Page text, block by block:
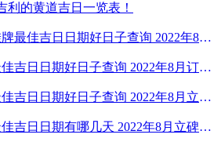
利的黄道吉日一览表！
2022年8月上牌挂牌最佳吉日日期好日子查询 2022年8月上牌吉日精选
2022年8月订盟最佳吉日日期好日子查询 2022年8月订盟黄道吉日一览
2022年8月立券最佳吉日日期好日子查询 2022年8月立券的黄道吉日一览
2022年8月立碑最佳吉日日期有哪几天 2022年8月立碑吉日查询